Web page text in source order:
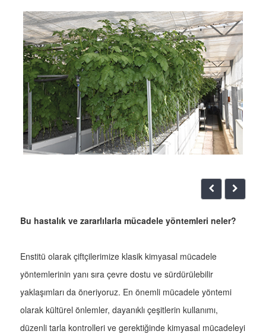
Bu hastalık ve zararlılarla mücadele yöntemleri neler?
Enstitü olarak çiftçilerimize klasik kimyasal mücadele
yöntemlerinin yanı sıra çevre dostu ve sürdürülebilir
yaklaşımları da öneriyoruz. En önemli mücadele yöntemi
olarak kültürel önlemler, dayanıklı çeşitlerin kullanımı,
düzenli tarla kontrolleri ve gerektiğinde kimyasal mücadeleyi